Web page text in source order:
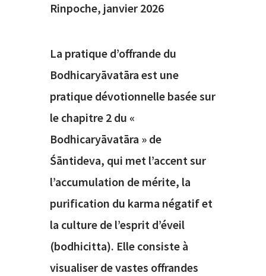
Rinpoche, janvier 2026
La pratique d’offrande du
Bodhicaryāvatāra est une
pratique dévotionnelle basée sur
le chapitre 2 du «
Bodhicaryāvatāra » de
Śāntideva, qui met l’accent sur
l’accumulation de mérite, la
purification du karma négatif et
la culture de l’esprit d’éveil
(bodhicitta). Elle consiste à
visualiser de vastes offrandes